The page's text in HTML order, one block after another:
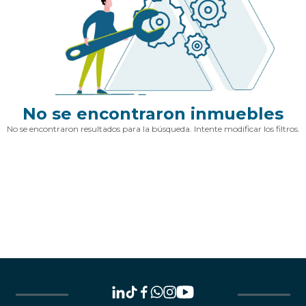
No se encontraron inmuebles
No se encontraron resultados para la búsqueda. Intente modificar los filtros.